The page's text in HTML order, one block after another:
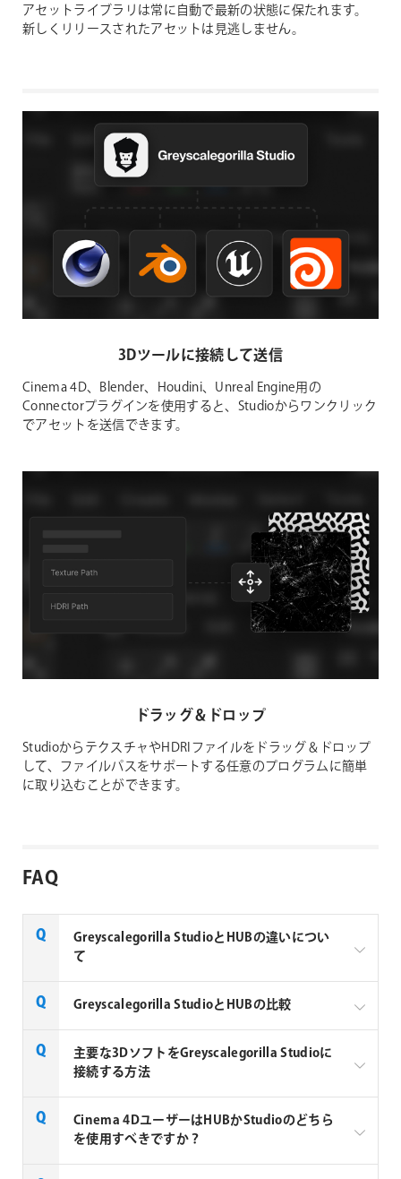
アセットライブラリは常に自動で最新の状態に保たれます。
新しくリリースされたアセットは見逃しません。
3Dツールに接続して送信
Cinema 4D、Blender、Houdini、Unreal Engine用の
Connectorプラグインを使用すると、Studioからワンクリック
でアセットを送信できます。
ドラッグ＆ドロップ
StudioからテクスチャやHDRIファイルをドラッグ＆ドロップ
して、ファイルパスをサポートする任意のプログラムに簡単
に取り込むことができます。
FAQ
Greyscalegorilla StudioとHUBの違いについ
て
Greyscalegorilla Studio
MacおよびWindowsで動作するスタンドアロンア
プリケーション
Cinema 4D、Houdini、Blender、Unreal Engineと
接続し、ワンクリックでアセットを送信
Plusライブラリ全体にアクセス可能
複数の3Dソフトを使用する場合に推奨
Greyscalegorilla StudioとHUBの比較
Greyscalegorilla Studio
MacおよびWindowsで動作するスタンドアロンア
プリケーション
Cinema 4D、Houdini、Blender、Unreal Engineと
接続し、ワンクリックでアセットを送信
主要な3DソフトをGreyscalegorilla Studioに
接続する方法
Greyscalegorilla StudioはConnector Pluginを使用して
3Dアプリケーションと同期します。Studioをダウンロ
Cinema 4DユーザーはHUBかStudioのどちら
を使用すべきですか？